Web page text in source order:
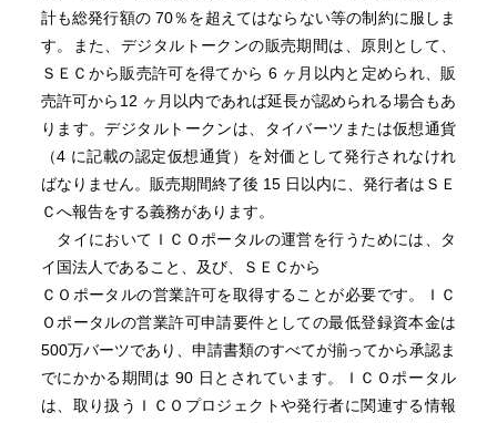
計も総発行額の 70％を超えてはならない等の制約に服しま
す。また、デジタルトークンの販売期間は、原則として、
ＳＥＣから販売許可を得てから 6 ヶ月以内と定められ、販
売許可から12 ヶ月以内であれば延長が認められる場合もあ
ります。デジタルトークンは、タイバーツまたは仮想通貨
（4 に記載の認定仮想通貨）を対価として発行されなけれ
ばなりません。販売期間終了後 15 日以内に、発行者はＳＥ
Ｃへ報告をする義務があります。
タイにおいてＩＣＯポータルの運営を行うためには、タ
イ国法人であること、及び、ＳＥＣから
ＣＯポータルの営業許可を取得することが必要です。ＩＣ
Ｏポータルの営業許可申請要件としての最低登録資本金は
500万バーツであり、申請書類のすべてが揃ってから承認ま
でにかかる期間は 90 日とされています。ＩＣＯポータル
は、取り扱うＩＣＯプロジェクトや発行者に関連する情報